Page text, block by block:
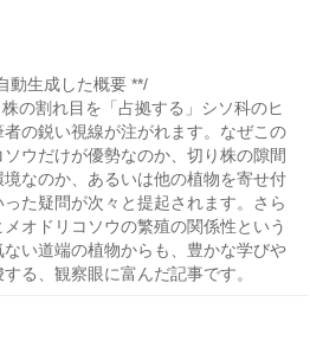
動生成した概要 **/
の割れ目を「占拠する」シソ科のヒ
の鋭い視線が注がれます。なぜこの
ウだけが優勢なのか、切り株の隙間
なのか、あるいは他の植物を寄せ付
た疑問が次々と提起されます。さら
オドリコソウの繁殖の関係性という
い道端の植物からも、豊かな学びや
る、観察眼に富んだ記事です。